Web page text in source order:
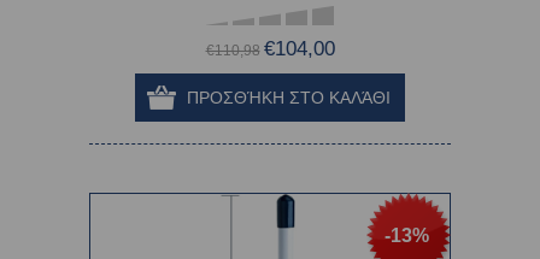
€110,98 €104,00
-13%